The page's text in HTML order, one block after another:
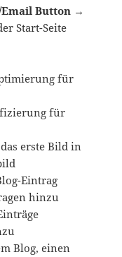
Button →
Start-Seite
für
für
erste Bild in
Eintrag
hinzu
Blog, einen